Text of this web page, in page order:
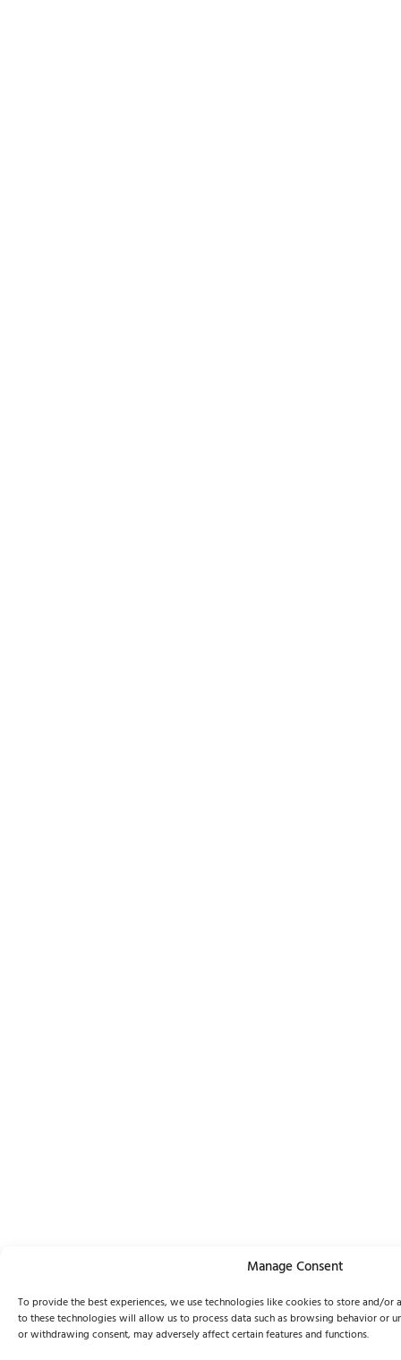
Manage Consent
To provide the best experiences, we use technologies like cookies to store and/or
to these technologies will allow us to process data such as browsing behavior or
or withdrawing consent, may adversely affect certain features and functions.